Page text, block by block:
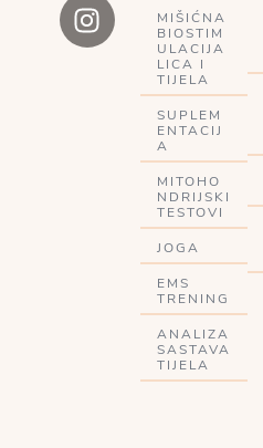
MIŠIĆNA
BIOSTIM
ULACIJA
LICA I
TIJELA
SUPLEM
ENTACIJ
A
MITOHO
NDRIJSKI
TESTOVI
JOGA
EMS
TRENING
ANALIZA
SASTAVA
TIJELA